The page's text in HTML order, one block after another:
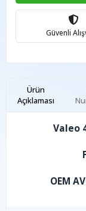
Güvenli
Ürün
Açıklaması
Valeo
OEM